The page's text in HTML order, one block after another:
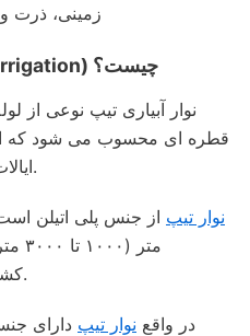
زمینی، ذرت
نوار آبیاری تیپ (tape dirp irrigation) چیست؟
نوار آبیاری تیپ نوعی از
ایالات متحده آمریکا تولید شده است.
نوار تیپ از جنس پلی اتیلن
متر (۱۰۰۰ تا ۳۰۰۰ متر) است.
کشاورزی سخت، بسیار نرم است.
در واقع نوار تیپ دارای